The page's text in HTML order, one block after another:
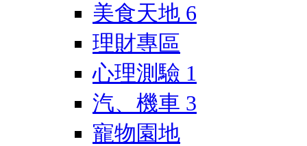
美食天地 6
理財專區
心理測驗 1
汽、機車 3
寵物園地